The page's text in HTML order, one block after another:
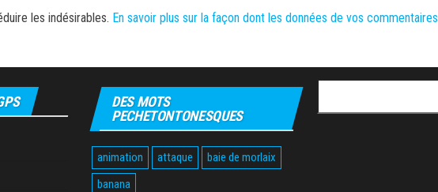
les indésirables. En savoir plus sur la façon dont les données de vos commentaires
DES MOTS
PECHETONTONESQUES
animation attaque
baie de morlaix
banana